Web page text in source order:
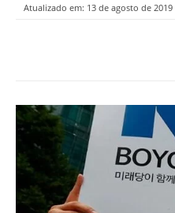
Atualizado em: 13 de agosto de 2019